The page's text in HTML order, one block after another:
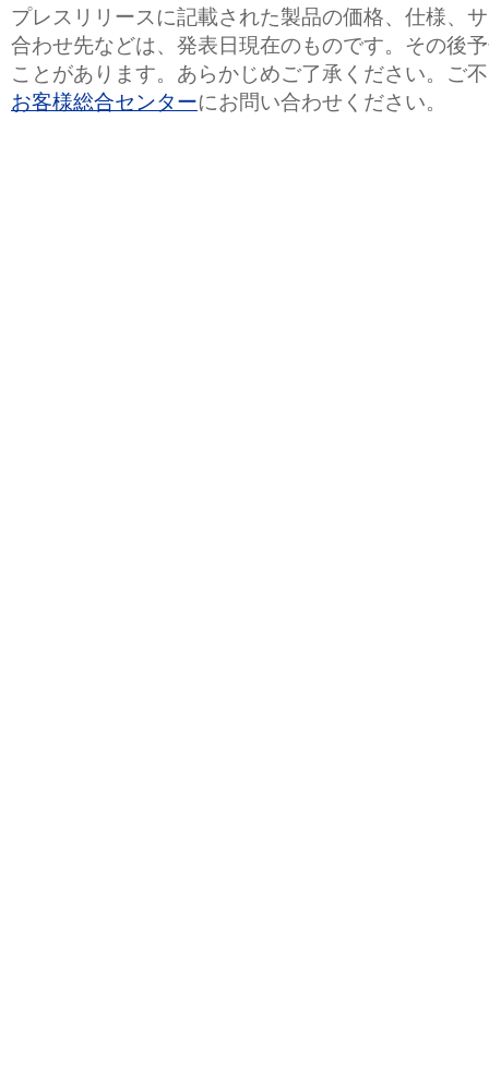
プレスリリースに記載された製品の価格、仕様、
合わせ先などは、発表日現在のものです。その後
ことがあります。あらかじめご了承ください。ご
お客様総合センターにお問い合わせください。